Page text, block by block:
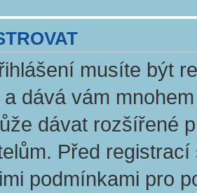
musíte být
dává vám
dávat rozšířené
Před
podmínkami pro